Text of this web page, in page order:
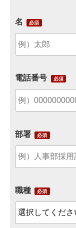
名
電話番号
部署
職種